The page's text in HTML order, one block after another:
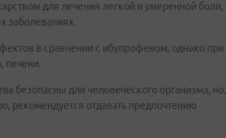
для лечения легкой и умеренной боли,
заболеваниях.
в сравнении с ибупрофеном, однако при
печени.
безопасны для человеческого организма, но,
рекомендуется отдавать предпочтению